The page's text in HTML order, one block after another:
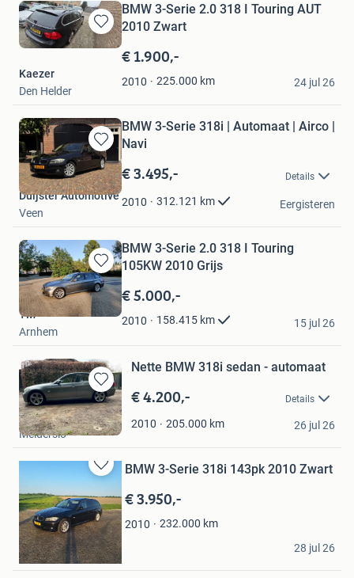
Bewaren
in
Favorieten
BMW 3-Serie 2.0 318 I Touring AUT
2010 Zwart
€ 1.900,-
2010 225.000 km
Kaezer
Den Helder
24 jul 26
Bewaren
in
Mijn
Favorieten
BMW 3-Serie 318i | Automaat | Airco |
Navi
€ 3.495,- Details
2010 312.121 km
Duijster Automotive
Veen
Eergisteren
Bewaren
in
Mijn
Favorieten
BMW 3-Serie 2.0 318 I Touring
105KW 2010 Grijs
€ 5.000,-
2010 158.415 km
TM
Arnhem
15 jul 26
Bewaren
in
Mijn
Favorieten
Nette BMW 318i sedan - automaat
€ 4.200,- Details
2010 205.000 km
Kim
Melderslo
26 jul 26
Bewaren
Mijn
Favorieten
BMW 3-Serie 318i 143pk 2010 Zwart
€ 3.950,-
2010 232.000 km
Rowin Nieuwold
Winsum
28 jul 26